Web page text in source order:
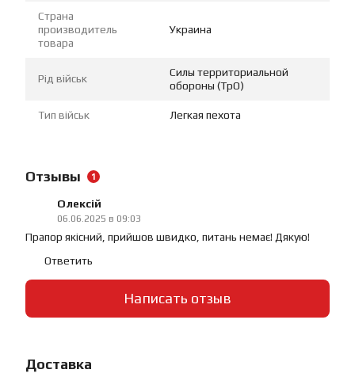
Страна
производитель
товара
Украина
Рід військ
Силы территориальной
обороны (ТрО)
Тип військ Легкая пехота
Отзывы 1
Олексій
06.06.2025 в 09:03
Прапор якісний, прийшов швидко, питань немає! Дякую!
Ответить
Написать отзыв
Доставка